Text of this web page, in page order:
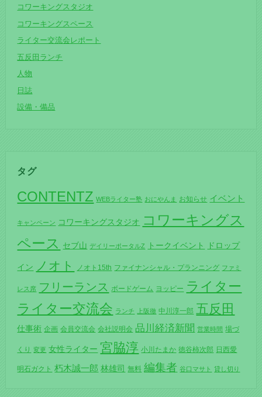
コワーキングスタジオ
コワーキングスペース
ライター交流会レポート
五反田ランチ
人物
日誌
設備・備品
タグ
CONTENTZ WEBライター塾 おにやんま お知らせ イベント
キャンペーン コワーキングスタジオ コワーキングス
ペース セブ山 デイリーポータルZ トークイベント ドロップ
イン ノオト ノオト15th ファイナンシャル・プランニング ファミ
レス席 フリーランス ボードゲーム ヨッピー ライター
ライター交流会 ランチ 上阪徹 中川淳一郎 五反田
仕事術 企画 会員交流会 会社説明会 品川経済新聞 営業時間 場づ
くり 変更 女性ライター 宮脇淳 小川たまか 徳谷柿次郎 日西愛
明石ガクト 朽木誠一郎 林雄司 無料 編集者 谷口マサト 貸し切り